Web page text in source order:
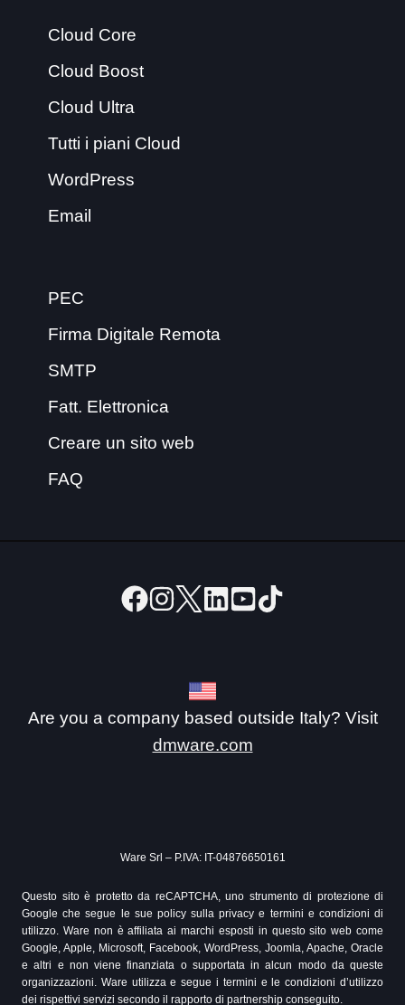
Cloud Core
Cloud Boost
Cloud Ultra
Tutti i piani Cloud
WordPress
Email
PEC
Firma Digitale Remota
SMTP
Fatt. Elettronica
Creare un sito web
FAQ
Are you a company based outside Italy? Visit
dmware.com
Ware Srl – P.IVA: IT-04876650161
Questo sito è protetto da reCAPTCHA, uno strumento di protezione di
Google che segue le sue policy sulla privacy e termini e condizioni di
utilizzo. Ware non è affiliata ai marchi esposti in questo sito web come
Google, Apple, Microsoft, Facebook, WordPress, Joomla, Apache, Oracle
e altri e non viene finanziata o supportata in alcun modo da queste
organizzazioni. Ware utilizza e segue i termini e le condizioni d’utilizzo
dei rispettivi servizi secondo il rapporto di partnership conseguito.